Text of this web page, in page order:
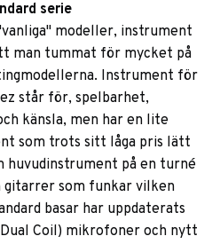
serie
modeller, instrument
man tummat för mycket på
Instrument för
står för, spelbarhet,
känsla, men har en lite
som trots sitt låga pris lätt
huvudinstrument på en turné
gitarrer som funkar vilken
basar har uppdaterats
Coil) mikrofoner och nytt